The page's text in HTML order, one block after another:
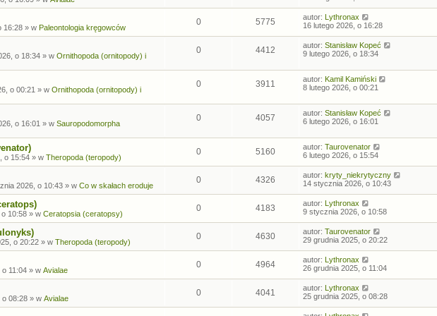
16:28 » w Paleontologia kręgowców
0 5775 autor: Lythronax
16 lutego 2026, o 16:28
o 18:34 » w Ornithopoda (ornitopody) i
0 4412 autor: Stanisław Kopeć
9 lutego 2026, o 18:34
o 00:21 » w Ornithopoda (ornitopody) i
0 3911 autor: Kamil Kamiński
8 lutego 2026, o 00:21
o 16:01 » w Sauropodomorpha
0 4057 autor: Stanisław Kopeć
6 lutego 2026, o 16:01
o 15:54 » w Theropoda (teropody)
0 5160 autor: Taurovenator
6 lutego 2026, o 15:54
2026, o 10:43 » w Co w skałach eroduje
0 4326 autor: kryty_niekrytyczny
14 stycznia 2026, o 10:43
10:58 » w Ceratopsia (ceratopsy)
0 4183 autor: Lythronax
9 stycznia 2026, o 10:58
o 20:22 » w Theropoda (teropody)
0 4630 autor: Taurovenator
29 grudnia 2025, o 20:22
o 11:04 » w Avialae
0 4964 autor: Lythronax
26 grudnia 2025, o 11:04
o 08:28 » w Avialae
0 4041 autor: Lythronax
25 grudnia 2025, o 08:28